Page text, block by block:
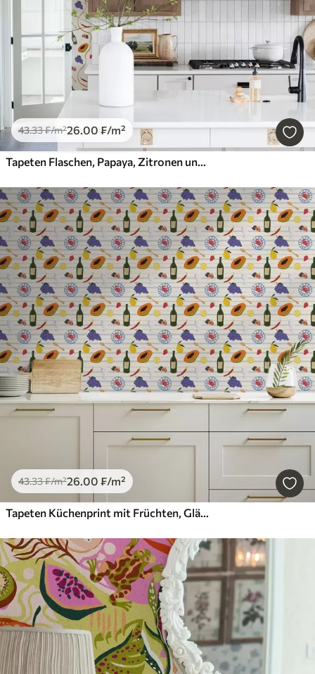
43.33₣/m²26.00 ₣/m²
Tapeten Flaschen, Papaya, Zitronen und Gewürze vor hellem Hintergrund
43.33₣/m²26.00 ₣/m²
Tapeten Küchenprint mit Früchten, Gläsern und Tellern